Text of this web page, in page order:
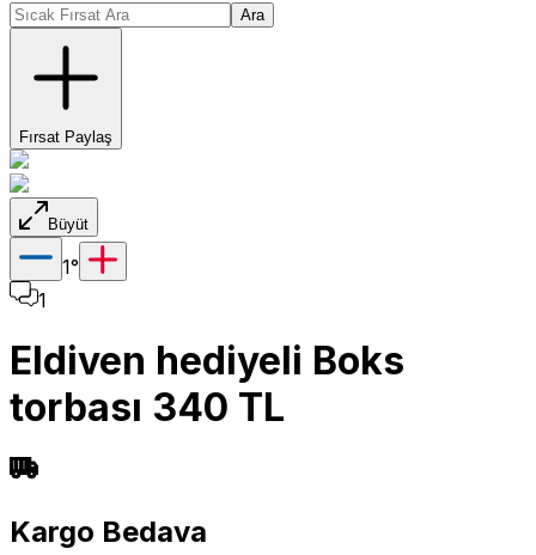
Ara
Fırsat Paylaş
Büyüt
1°
1
Eldiven hediyeli Boks
torbası 340 TL
Kargo Bedava